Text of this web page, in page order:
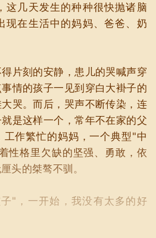
这几天发生的种种很快抛诸脑
现在生活中的妈妈、爸爸、奶
片刻的安静，患儿的哭喊声穿
情的孩子一见到穿白大褂子的
哭。而后，哭声不断传染，连
是这样一个，常年不在家的父
工作繁忙的妈妈，一个典型"中
性格里欠缺的坚强、勇敢，依
头的桀骜不驯。
"，一开始，我没有太多的好